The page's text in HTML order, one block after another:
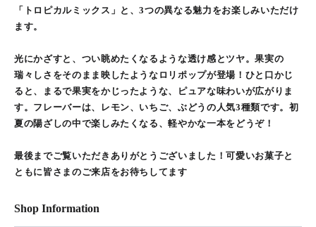
「トロピカルミックス」と、3つの異なる魅力をお楽しみいただけ
ます。
光にかざすと、つい眺めたくなるような透け感とツヤ。果実の
瑞々しさをそのまま映したようなロリポップが登場！ひと口かじ
ると、まるで果実をかじったような、ピュアな味わいが広がりま
す。フレーバーは、レモン、いちご、ぶどうの人気3種類です。初
夏の陽ざしの中で楽しみたくなる、軽やかな一本をどうぞ！
最後までご覧いただきありがとうございました！可愛いお菓子と
ともに皆さまのご来店をお待ちしてます
Shop Information